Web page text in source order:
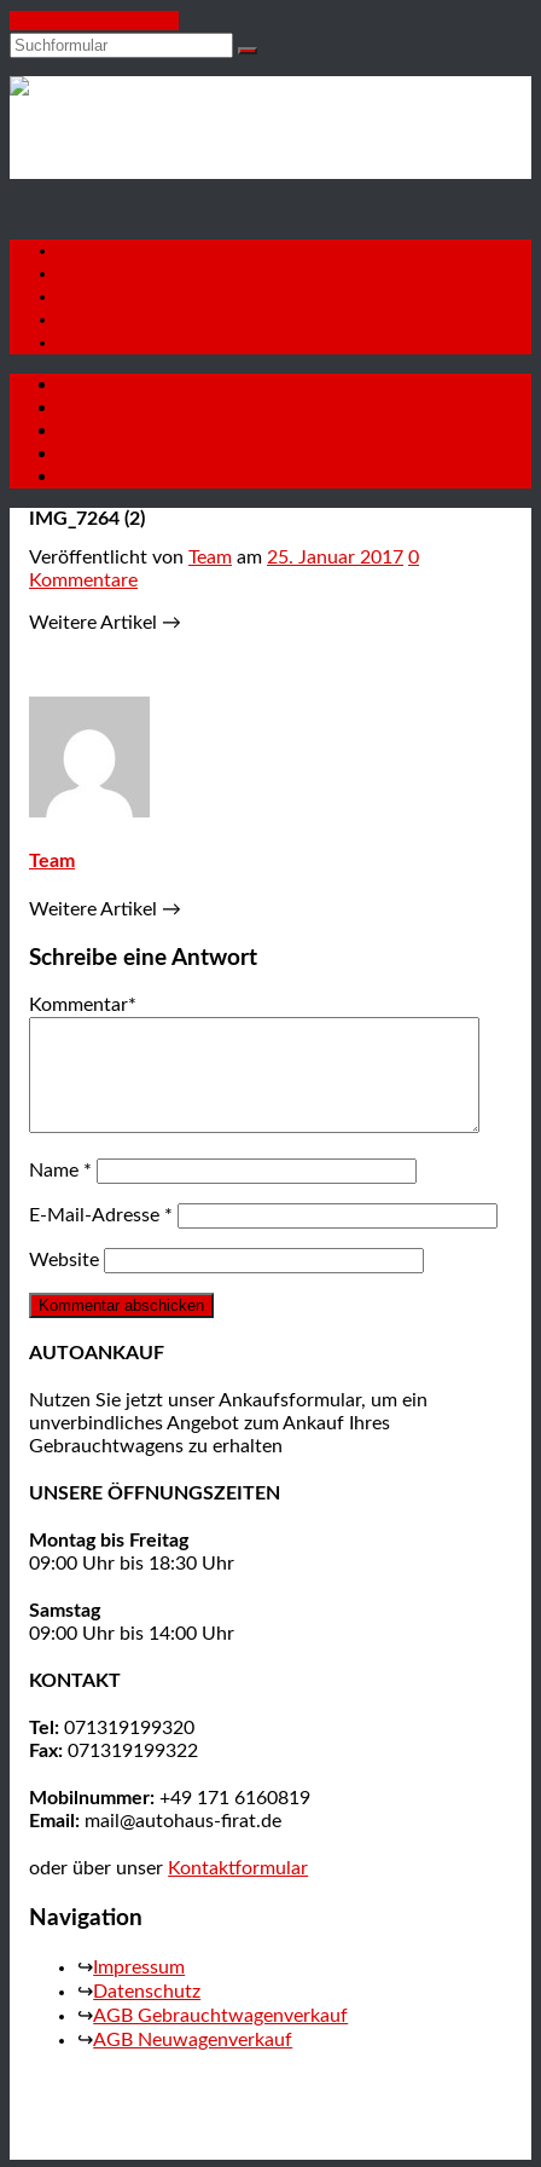
Suchen
Autohaus
IMG_7264 (2)
Veröffentlicht von Team am 25. Januar 2017 0
Kommentare
Weitere Artikel →
Team
Weitere Artikel →
Schreibe eine Antwort
Kommentar*
Name *
E-Mail-Adresse *
Website
AUTOANKAUF
Nutzen Sie jetzt unser Ankaufsformular, um ein
unverbindliches Angebot zum Ankauf Ihres
Gebrauchtwagens zu erhalten
UNSERE ÖFFNUNGSZEITEN
Montag bis Freitag
09:00 Uhr bis 18:30 Uhr
Samstag
09:00 Uhr bis 14:00 Uhr
KONTAKT
Tel: 071319199320
Fax: 071319199322
Mobilnummer: +49 171 6160819
Email: mail@autohaus-firat.de
oder über unser Kontaktformular
Navigation
Impressum
Datenschutz
AGB Gebrauchtwagenverkauf
AGB Neuwagenverkauf